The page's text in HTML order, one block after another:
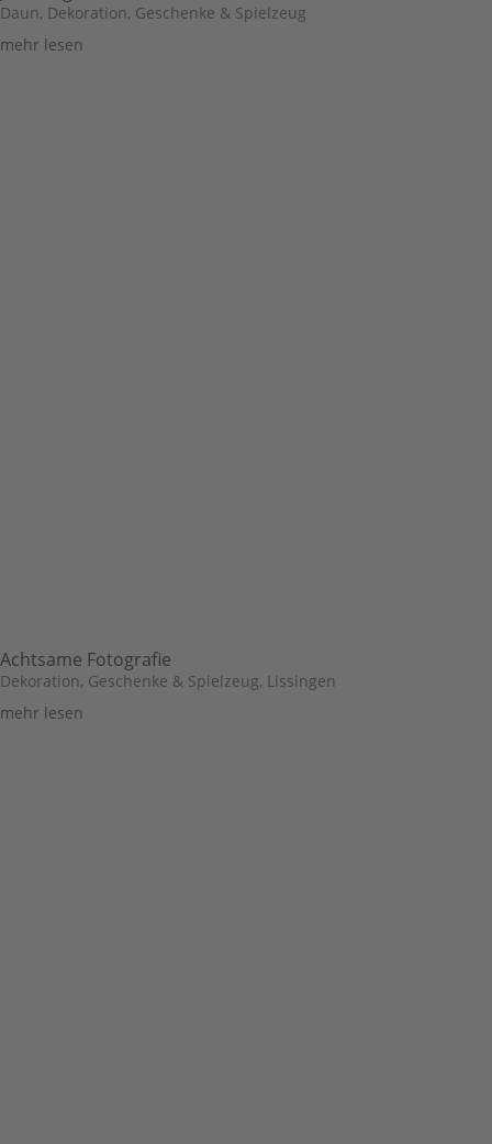
Daun, Dekoration, Geschenke & Spielzeug
mehr lesen
Achtsame Fotografie
Dekoration, Geschenke & Spielzeug, Lissingen
mehr lesen